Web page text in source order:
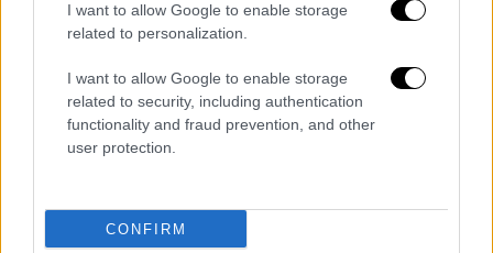
I want to allow Google to enable storage
related to personalization.
I want to allow Google to enable storage
related to security, including authentication
functionality and fraud prevention, and other
user protection.
CONFIRM
ή «τετελεσμένης» όπως προβάλλεται
αποδέσμευσης αυτού, οφείλουμε να
τονίσουμε ότι πρωταρχικός μας σκοπός
ήταν και παραμένει η προάσπιση των
δικαιωμάτων του εντολέα μας, όπως ορίζει
η Ελληνική Δικαιοσύνη και οι νομικοί
από τη νομοθεσία μας. Υπ’ αυτό το πρίσμα